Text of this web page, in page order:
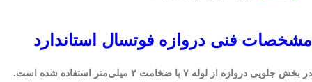
مشخصات فنی دروازه فوتسال استاندارد
در بخش جلویی دروازه از لوله ۷ با ضخامت ۲ میلی‌متر استفاده شده است.